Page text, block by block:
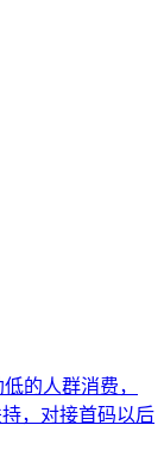
的人群消费，
，对接首码以后